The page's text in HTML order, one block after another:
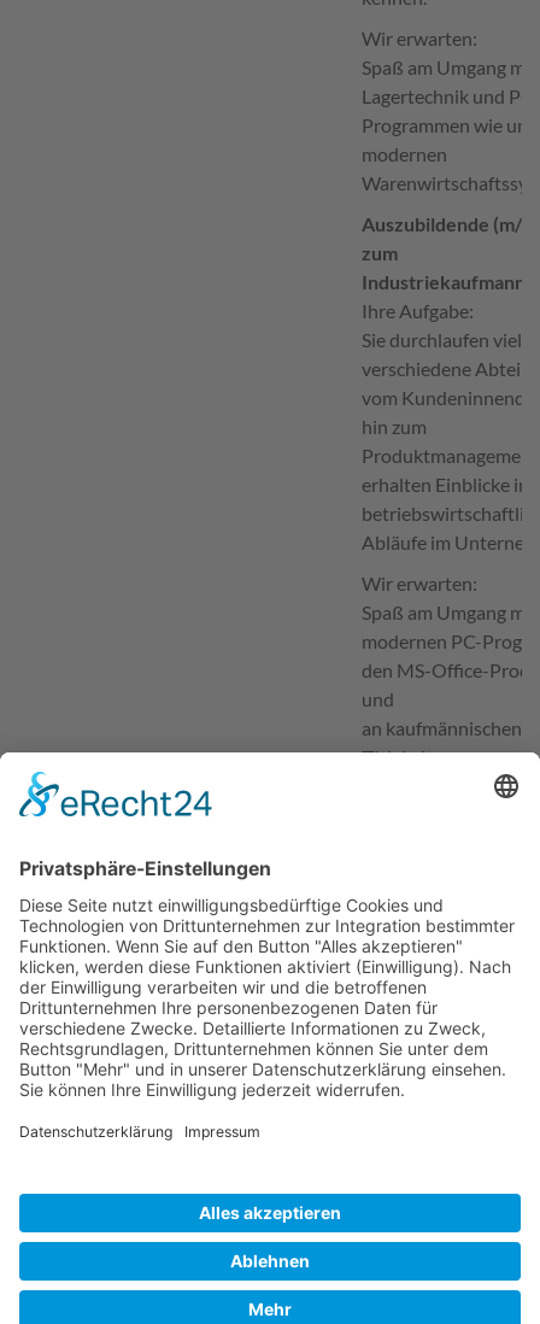
Wir erwarten:
Spaß am Umgang mit
Lagertechnik und PC-
Programmen wie
modernen
Auszubildende (m/
zum
Industriekaufmann/
Ihre Aufgabe:
Sie durchlaufen viele
verschiedene
vom
hin zum
erhalten Einblicke in
Abläufe im
Wir erwarten:
Spaß am Umgang mit
modernen PC-
den MS-Office-
und
an kaufmännischen
Tätigkeiten.
Auf unserer
Wir freuen uns über
Bewerbung.
Ansprechpartner für Bewerbungen Brigitte Jachmann-
Telefon 09126 296 247
E-Mail
Veranstalter und Organisator: Landkreis Forchheim |
Partner: Netzwerk SchuleWirtschaft Forchheim
Datenschutz·